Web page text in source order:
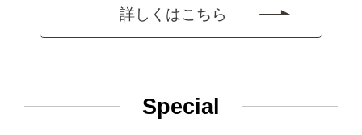
詳しくはこちら
Special